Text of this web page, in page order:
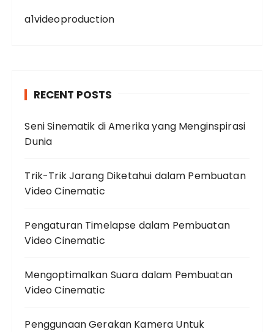
a1videoproduction
RECENT POSTS
Seni Sinematik di Amerika yang Menginspirasi
Dunia
Trik-Trik Jarang Diketahui dalam Pembuatan
Video Cinematic
Pengaturan Timelapse dalam Pembuatan
Video Cinematic
Mengoptimalkan Suara dalam Pembuatan
Video Cinematic
Penggunaan Gerakan Kamera Untuk